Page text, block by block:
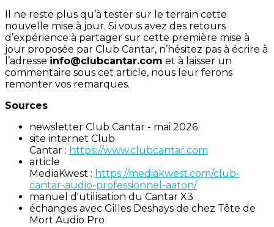
Il ne reste plus qu’à tester sur le terrain cette
nouvelle mise à jour. Si vous avez des retours
d’expérience à partager sur cette première mise à
jour proposée par Club Cantar, n’hésitez pas à écrire à
l’adresse info@clubcantar.com et à laisser un
commentaire sous cet article, nous leur ferons
remonter vos remarques.
Sources
newsletter Club Cantar - mai 2026
site internet Club
Cantar : https://www.clubcantar.com
article
MediaKwest : https://mediakwest.com/club-
cantar-audio-professionnel-aaton/
manuel d'utilisation du Cantar X3
échanges avec Gilles Deshays de chez Tête de
Mort Audio Pro